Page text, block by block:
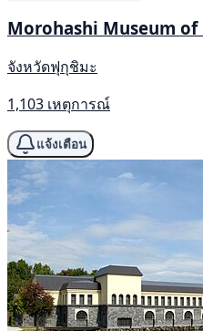
Morohashi Museum
จังหวัดฟุกุชิมะ
1,103 เหตุการณ์
แจ้งเตือน